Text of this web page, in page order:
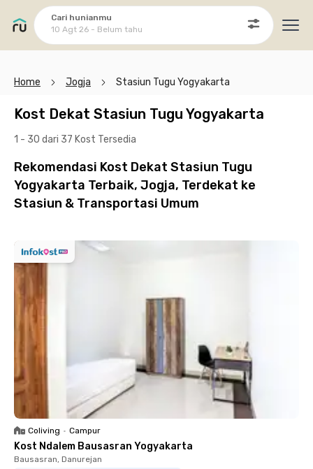
Cari hunianmu
10 Agt 26 - Belum tahu
Home Jogja Stasiun Tugu Yogyakarta
Kost Dekat Stasiun Tugu Yogyakarta
1 - 30 dari 37 Kost Tersedia
Rekomendasi Kost Dekat Stasiun Tugu
Yogyakarta Terbaik, Jogja, Terdekat ke
Stasiun & Transportasi Umum
Coliving • Campur
Kost Ndalem Bausasran Yogyakarta
Bausasran, Danurejan